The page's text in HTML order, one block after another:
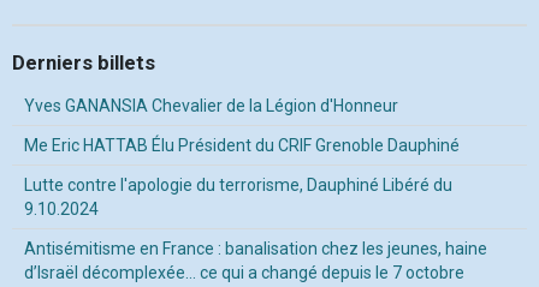
Derniers billets
Yves GANANSIA Chevalier de la Légion d'Honneur
Me Eric HATTAB Élu Président du CRIF Grenoble Dauphiné
Lutte contre l'apologie du terrorisme, Dauphiné Libéré du
9.10.2024
Antisémitisme en France : banalisation chez les jeunes, haine
d’Israël décomplexée… ce qui a changé depuis le 7 octobre